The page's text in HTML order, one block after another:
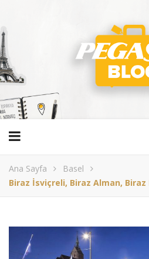
Ana Sayfa
Basel
Biraz İsviçreli, Biraz Alman, Biraz